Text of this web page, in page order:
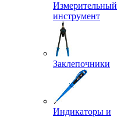
Измерительный
инструмент
Заклепочники
Индикаторы и